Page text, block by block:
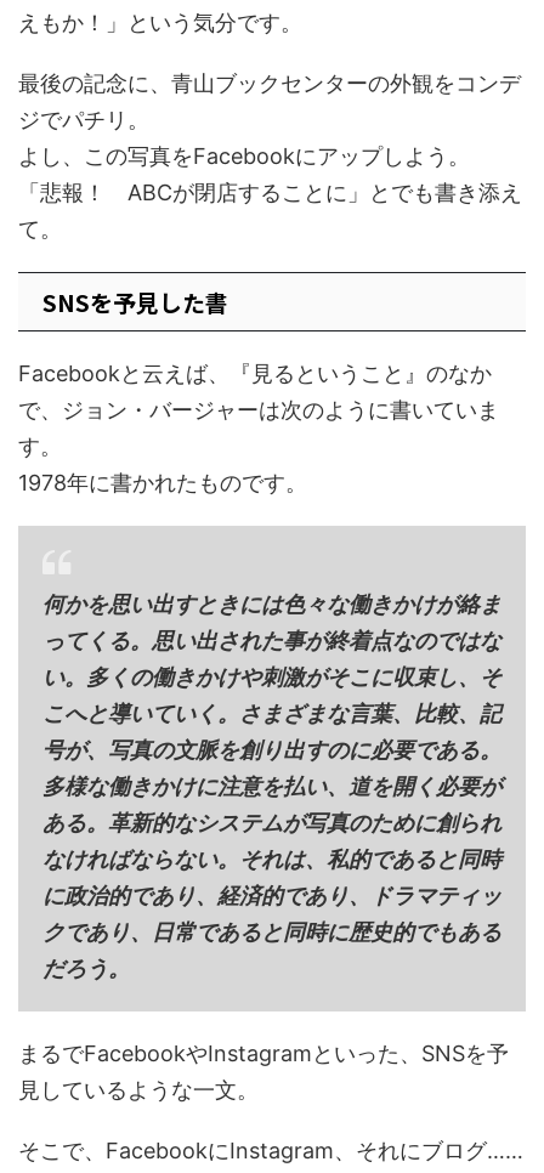
えもか！」という気分です。
最後の記念に、青山ブックセンターの外観をコンデ
ジでパチリ。
よし、この写真をFacebookにアップしよう。
「悲報！ ABCが閉店することに」とでも書き添え
て。
SNSを予見した書
Facebookと云えば、『見るということ』のなか
で、ジョン・バージャーは次のように書いていま
す。
1978年に書かれたものです。
何かを思い出すときには色々な働きかけが絡ま
ってくる。思い出された事が終着点なのではな
い。多くの働きかけや刺激がそこに収束し、そ
こへと導いていく。さまざまな言葉、比較、記
号が、写真の文脈を創り出すのに必要である。
多様な働きかけに注意を払い、道を開く必要が
ある。革新的なシステムが写真のために創られ
なければならない。それは、私的であると同時
に政治的であり、経済的であり、ドラマティッ
クであり、日常であると同時に歴史的でもある
だろう。
まるでFacebookやInstagramといった、SNSを予
見しているような一文。
そこで、FacebookにInstagram、それにブログ……